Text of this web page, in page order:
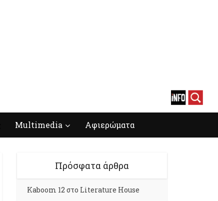
Multimedia Αφιερώματα
Πρόσφατα άρθρα
Kaboom 12 στο Literature House